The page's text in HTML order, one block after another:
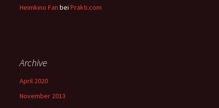
Heimkino Fan bei Prakti.com
Archive
April 2020
November 2013